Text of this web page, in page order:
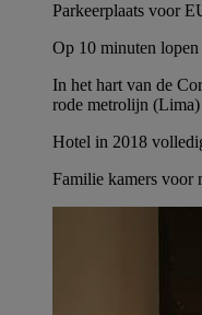
Parkeerplaats voor
Op 10 minuten
In het hart van de
rode metrolijn (Lima)
Hotel in 2018
Familie kamers voor